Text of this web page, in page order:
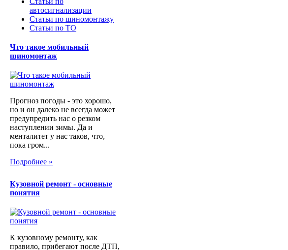
автосигнализации
Статьи по шиномонтажу
Статьи по ТО
Что такое мобильный
шиномонтаж
Прогноз погоды - это хорошо,
но и он далеко не всегда может
предупредить нас о резком
наступлении зимы. Да и
менталитет у нас таков, что,
пока гром...
Подробнее »
Кузовной ремонт - основные
понятия
К кузовному ремонту, как
правило, прибегают после ДТП,